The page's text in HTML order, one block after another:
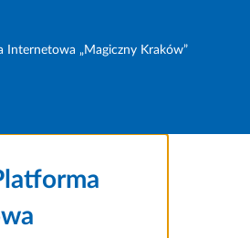
Internetowa „Magiczny Kraków”